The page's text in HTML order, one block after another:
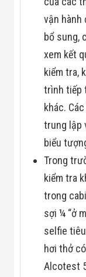
vận hành
bổ sung,
xem kết
kiểm tra,
trình tiếp
khác.
trung lập
biểu
Trong
kiểm tra
trong
sợi ¼ “ở
selfie
hơi thở
Alcotest